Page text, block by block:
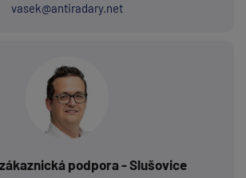
vasek@antiradary.net
podpora - Slušovice